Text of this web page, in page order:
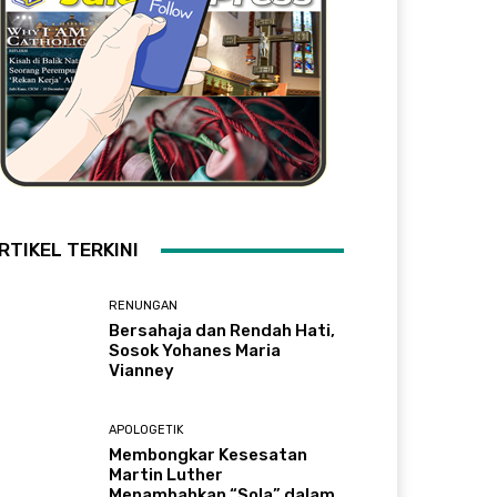
TERKINI
RENUNGAN
Bersahaja dan Rendah Hati,
Sosok Yohanes Maria
Vianney
APOLOGETIK
Membongkar Kesesatan
Martin Luther